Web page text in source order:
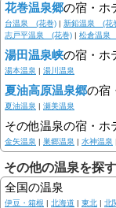
花巻温泉郷の宿・ホ
台温泉 (花巻) | 新鉛温泉 (花
志戸平温泉 (花巻) | 松倉温泉
湯田温泉峡の宿・ホ
湯本温泉 | 湯川温泉
夏油高原温泉郷の宿
夏油温泉 | 瀬美温泉
その他温泉の宿・ホ
金矢温泉 | 巣郷温泉 | 水神温泉
その他の温泉を探す
全国の温泉
伊豆・箱根 | 北海道 | 東北 | 北